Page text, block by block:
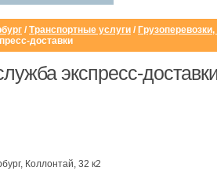
/ Транспортные услуги /
доставки
экспресс-
Коллонтай, 32 к2